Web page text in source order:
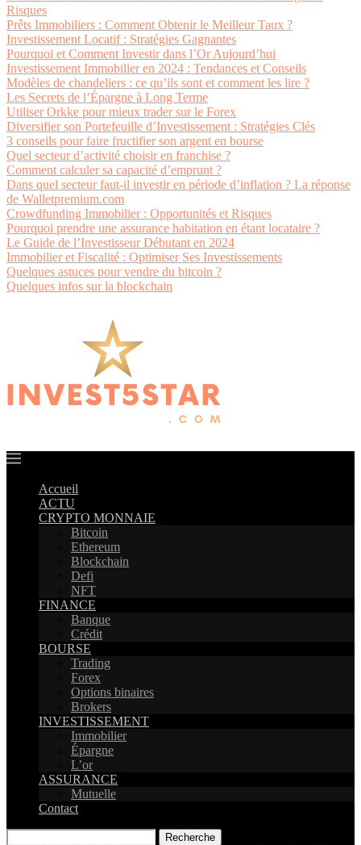
Risques
Prêts Immobiliers : Comment Obtenir le Meilleur Taux ?
Investissement Locatif : Stratégies Gagnantes
Pourquoi et Comment Investir dans l’Or Aujourd’hui
Investissement Immobilier en 2024 : Tendances et Conseils
Modèles de chandeliers : ce qu’ils sont et comment les lire ?
Les Secrets de l’Épargne à Long Terme
Utiliser Orkke pour mieux trader sur le Forex
Diversifier son Portefeuille d’Investissement : Stratégies Clés
3 conseils pour faire fructifier son argent en bourse
Quel secteur d’activité choisir en franchise ?
Comment calculer sa capacité d’emprunt ?
Dans quel secteur faut-il investir en période d’inflation ? La réponse
de Walletpremium.com
Crowdfunding Immobilier : Opportunités et Risques
Pourquoi prendre une assurance habitation en étant locataire ?
Le Guide de l’Investisseur Débutant en 2024
Immobilier et Fiscalité : Optimiser Ses Investissements
Quelques astuces pour vendre du bitcoin ?
Quelques infos sur la blockchain
Accueil
ACTU
CRYPTO MONNAIE
Bitcoin
Ethereum
Blockchain
Defi
NFT
FINANCE
Banque
Crédit
BOURSE
Trading
Forex
Options binaires
Brokers
INVESTISSEMENT
Immobilier
Épargne
L’or
ASSURANCE
Mutuelle
Contact
Recherche